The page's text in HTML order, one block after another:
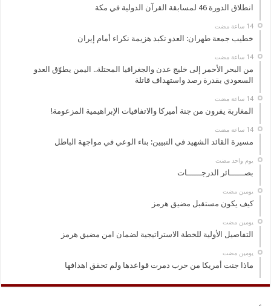
انطلاق الدورة 46 لمسابقة القرآن الدولية في مكة
‏14 ساعة مضت
خطيب جمعة طهران: العدو تكبد هزيمة نكراء أمام إيران
‏14 ساعة مضت
من البحر الأحمر إلى خليج عدن والجغرافيا المحتلة.. اليمن يطوّق العدو
السعودي بقدرة رصد واستهداف قاتلة
‏14 ساعة مضت
المغاربة يفرون من جنة أميركا والاتفاقيات الإبراهيمية المزعومة!
‏14 ساعة مضت
مسيرة القائد الشهيد في التبيين: بناء الوعي في مواجهة الباطل
‏يوم واحد مضت
بصــــــائر الدرجــــــات
‏يومين مضت
كيف يكون مستقبل مضيق هرمز
‏يومين مضت
التفاصيل الأولية للخطة الاستراتيجية لضمان امن مضيق هرمز
‏يومين مضت
ماذا جنت أمريكا من حرب دمرت قواعدها ولم تحقق اهدافها